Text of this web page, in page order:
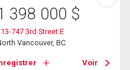
398 000 $
747 3rd Street E
Vancouver, BC
Voir